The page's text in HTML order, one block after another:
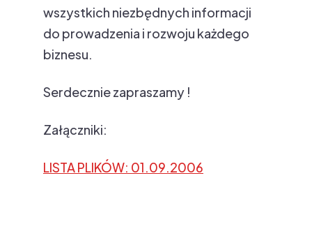
wszystkich niezbędnych informacji
do prowadzenia i rozwoju każdego
biznesu.
Serdecznie zapraszamy !
Załączniki:
LISTA PLIKÓW: 01.09.2006